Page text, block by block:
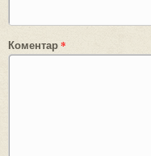
Коментар*